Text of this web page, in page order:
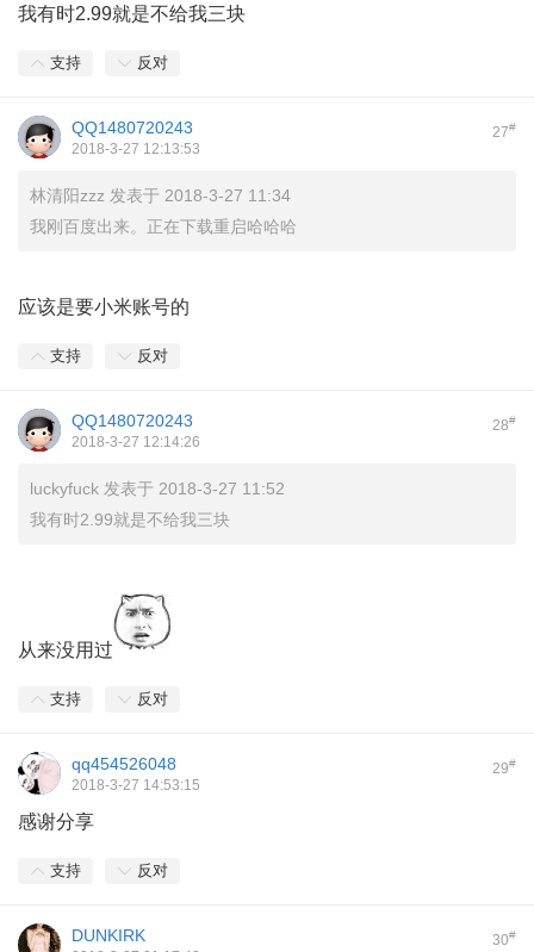
我有时2.99就是不给我三块
支持 反对
27#
QQ1480720243
2018-3-27 12:13:53
林清阳zzz 发表于 2018-3-27 11:34
我刚百度出来。正在下载重启哈哈哈
应该是要小米账号的
支持 反对
28#
QQ1480720243
2018-3-27 12:14:26
luckyfuck 发表于 2018-3-27 11:52
我有时2.99就是不给我三块
从来没用过
支持 反对
29#
qq454526048
2018-3-27 14:53:15
感谢分享
支持 反对
30#
DUNKIRK